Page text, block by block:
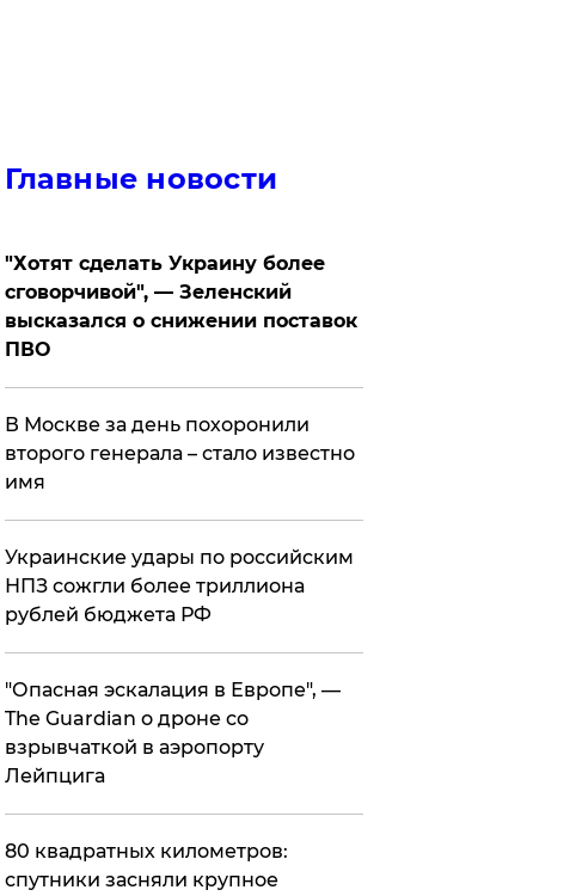
Главные новости
​"Хотят сделать Украину более
сговорчивой", — Зеленский
высказался о снижении поставок
ПВО
В Москве за день похоронили
второго генерала – стало известно
имя
Украинские удары по российским
НПЗ сожгли более триллиона
рублей бюджета РФ
"Опасная эскалация в Европе", —
The Guardian о дроне со
взрывчаткой в аэропорту
Лейпцига
80 квадратных километров:
спутники засняли крупное